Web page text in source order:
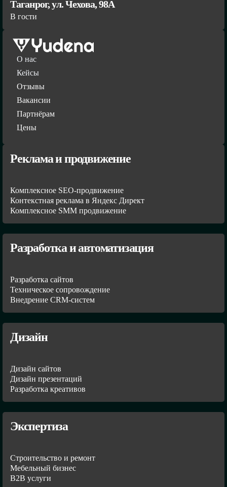
Таганрог, ул. Чехова, 98А
В гости
О нас
Кейсы
Отзывы
Вакансии
Партнёрам
Цены
Реклама и продвижение
Комплексное SEO-продвижение
Контекстная реклама в Яндекс Директ
Комплексное SMM продвижение
Разработка и автоматизация
Разработка сайтов
Техническое сопровождение
Внедрение CRM-систем
Дизайн
Дизайн сайтов
Дизайн презентаций
Разработка креативов
Экспертиза
Строительство и ремонт
Мебельный бизнес
В2В услуги